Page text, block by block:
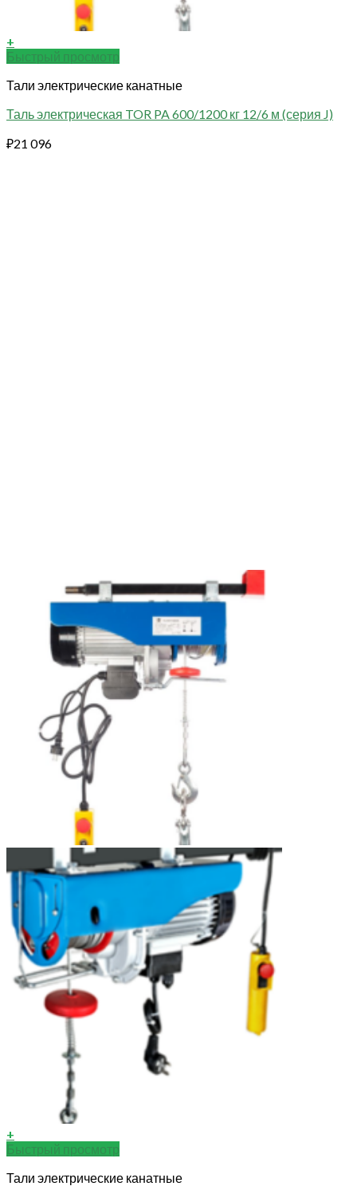
+
Быстрый просмотр
Тали электрические канатные
Таль электрическая TOR PA 600/1200 кг 12/6 м (серия J)
₽21 096
+
Быстрый просмотр
Тали электрические канатные